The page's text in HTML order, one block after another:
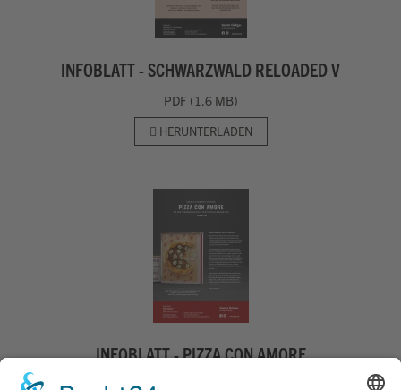
INFOBLATT - SCHWARZWALD RELOADED V
PDF (1.6 MB)
HERUNTERLADEN
INFOBLATT - PIZZA CON AMORE